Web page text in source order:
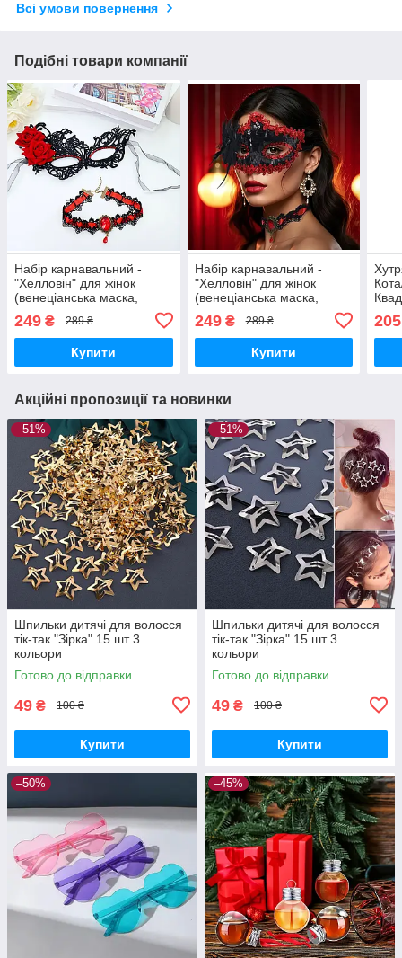
Всі умови повернення
Подібні товари компанії
Набір карнавальний -
"Хелловін" для жінок
(венеціанська маска,
249 ₴ 289 ₴
Купити
Набір карнавальний -
"Хелловін" для жінок
(венеціанська маска,
249₴ 289 ₴
Купити
205
Акційні пропозиції та новинки
–51%
Шпильки дитячі для волосся
тік-так "Зірка" 15 шт 3
кольори
Готово до відправки
49 ₴ 100 ₴
Купити
–51%
Шпильки дитячі для волосся
тік-так "Зірка" 15 шт 3
кольори
Готово до відправки
49 ₴ 100 ₴
Купити
–50% –45%